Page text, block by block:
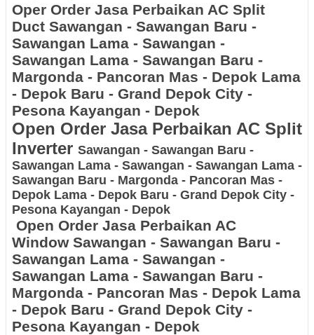
Oper Order Jasa Perbaikan AC Split
Duct Sawangan - Sawangan Baru -
Sawangan Lama - Sawangan -
Sawangan Lama - Sawangan Baru -
Margonda - Pancoran Mas - Depok Lama
- Depok Baru - Grand Depok City -
Pesona Kayangan - Depok
Open Order Jasa Perbaikan AC Split
Inverter Sawangan - Sawangan Baru -
Sawangan Lama - Sawangan - Sawangan Lama -
Sawangan Baru - Margonda - Pancoran Mas -
Depok Lama - Depok Baru - Grand Depok City -
Pesona Kayangan - Depok
Open Order Jasa Perbaikan AC
Window Sawangan - Sawangan Baru -
Sawangan Lama - Sawangan -
Sawangan Lama - Sawangan Baru -
Margonda - Pancoran Mas - Depok Lama
- Depok Baru - Grand Depok City -
Pesona Kayangan - Depok